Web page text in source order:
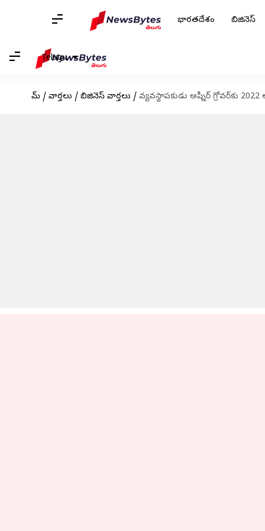
భారతదేశం బిజినెస్
Telugu
హోమ్ / వార్తలు / బిజినెస్ వార్తలు / వ్యవస్థాపకుడు అష్నీర్ గ్రోవర్‌కు